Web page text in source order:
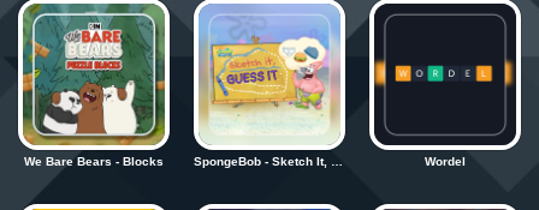
We Bare Bears - Blocks Wordel